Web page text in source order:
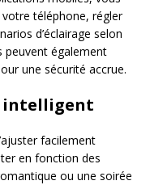
téléphone, régler
d’éclairage selon
peuvent également
une sécurité accrue.
intelligent
facilement
en fonction des
ou une soirée